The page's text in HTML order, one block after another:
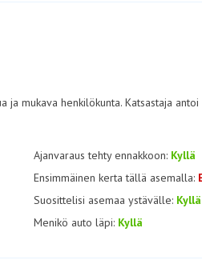
ja mukava henkilökunta. Katsastaja
Ajanvaraus tehty ennakkoon: Kyllä
Ensimmäinen kerta tällä asemalla:
Suosittelisi asemaa ystävälle: Kyllä
Menikö auto läpi: Kyllä